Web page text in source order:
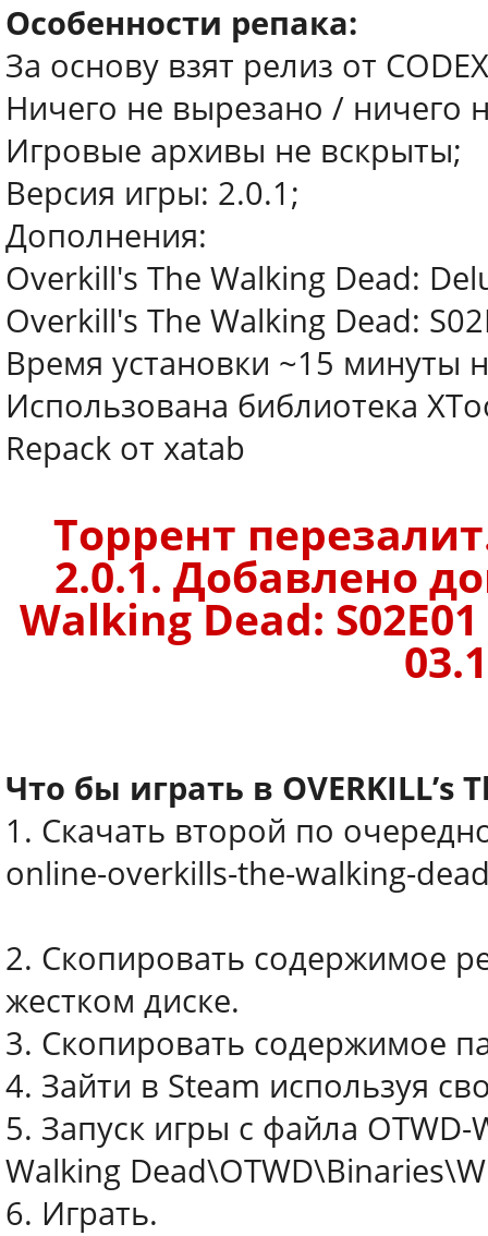
Особенности репака:
За основу взят релиз от
Ничего не вырезано / ничего
Игровые архивы не вскрыты;
Версия игры: 2.0.1;
Дополнения:
Overkill's The Walking Dead:
Overkill's The Walking Dead:
Время установки ~15 минуты
Использована библиотека
Repack от xatab
Торрент
2.0.1. Добавлено
Walking Dead:
Что бы играть в OVERKILL’s
1. Скачать второй по
online-overkills-the-walking-
2. Скопировать содержимое
жестком диске.
3. Скопировать содержимое
4. Зайти в Steam используя
5. Запуск игры с файла OTWD-
Walking
6. Играть.